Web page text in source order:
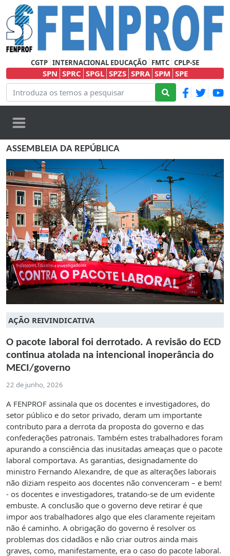
CGTP INTERNACIONAL EDUCAÇÃO FMTC CPLP-SE
SPN SPRC SPGL SPZS SPRA SPM SPE
ASSEMBLEIA DA REPÚBLICA
AÇÃO REIVINDICATIVA
O pacote laboral foi derrotado. A revisão do ECD
continua atolada na intencional inoperância do
MECI/governo
22 de junho, 2026
A FENPROF assinala que os docentes e investigadores, do
setor público e do setor privado, deram um importante
contributo para a derrota da proposta do governo e das
confederações patronais. Também estes trabalhadores foram
apurando a consciência das inusitadas ameaças que o pacote
laboral comportava. As garantias, designadamente do
ministro Fernando Alexandre, de que as alterações laborais
não diziam respeito aos docentes não convenceram – e bem!
- os docentes e investigadores, tratando-se de um evidente
embuste. A conclusão que o governo deve retirar é que
impor aos trabalhadores algo que eles claramente rejeitam
não é caminho. A obrigação do governo é resolver os
problemas dos cidadãos e não criar outros ainda mais
graves, como, manifestamente, era o caso do pacote laboral.